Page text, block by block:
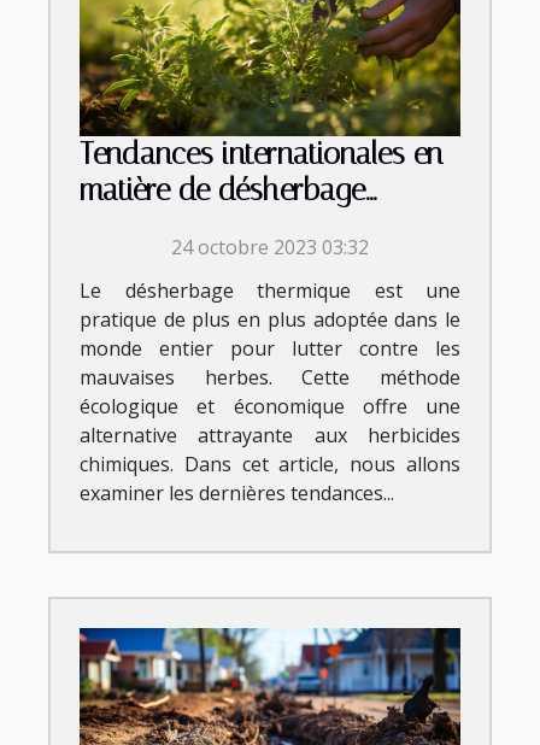
Tendances internationales en
matière de désherbage
24 octobre 2023 03:32
Le désherbage thermique est une
pratique de plus en plus adoptée dans le
monde entier pour lutter contre les
mauvaises herbes. Cette méthode
écologique et économique offre une
alternative attrayante aux herbicides
chimiques. Dans cet article, nous allons
examiner les dernières tendances...